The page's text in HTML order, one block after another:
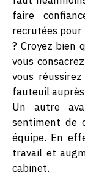
faire
recrutées
? Croyez bien
vous
vous
fauteuil
Un autre
sentiment de
équipe. En
travail et
cabinet.